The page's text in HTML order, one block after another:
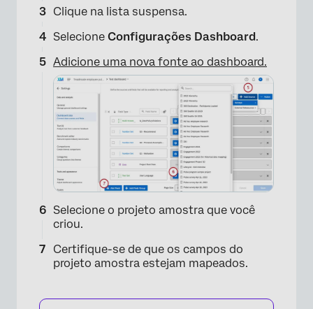
×
Clique na lista suspensa.
Selecione Configurações Dashboard.
Adicione uma nova fonte ao dashboard.
Selecione o projeto amostra que você
criou.
Certifique-se de que os campos do
projeto amostra estejam mapeados.